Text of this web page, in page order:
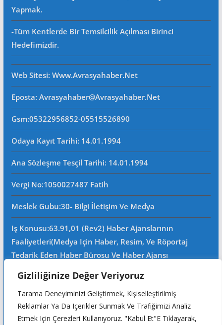
Gizliliğinize Değer Veriyoruz
Tarama Deneyiminizi Geliştirmek, Kişiselleştirilmiş
Reklamlar Ya Da Içerikler Sunmak Ve Trafiğimizi Analiz
Etmek Için Çerezleri Kullanıyoruz. "Kabul Et"e Tıklayarak,
Yapmak.
-Tüm Kentlerde Bir Temsilcilik Açılması Birinci
Hedefimizdir.
Web Sitesi: Www.avrasyahaber.net
Eposta: Avrasyahaber@avrasyahaber.net
Gsm:05322956852-05515526890
Odaya Kayıt Tarihi: 14.01.1994
Ana Sözleşme Tesçil Tarihi: 14.01.1994
Vergi No:1050027487 Fatih
Meslek Gubu:30- Bilgi İletişim Ve Medya
Iş Konusu:63.91,01 (Rev2) Haber Ajanslarının
Faaliyetleri(Medya Için Haber, Resim, Ve Röportaj
Tedarik Eden Haber Bürosu Ve Haber Ajansı
Filimcilik, Yayıncılık, Prodöktörlük, Reklamcılık Işleri Ile
Ana Sözleşmede Yazılı Olan Diğer Işleri Yapar.
Mersis No: 0105002748700015